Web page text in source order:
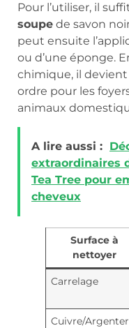
Pour l’utiliser, il
soupe de savon
peut ensuite
ou d’une éponge.
chimique, il
ordre pour les
animaux
A lire aussi :
extraordinaires
Tea Tree pour
cheveux
Surface à
nettoyer
Carrelage
Cuivre/